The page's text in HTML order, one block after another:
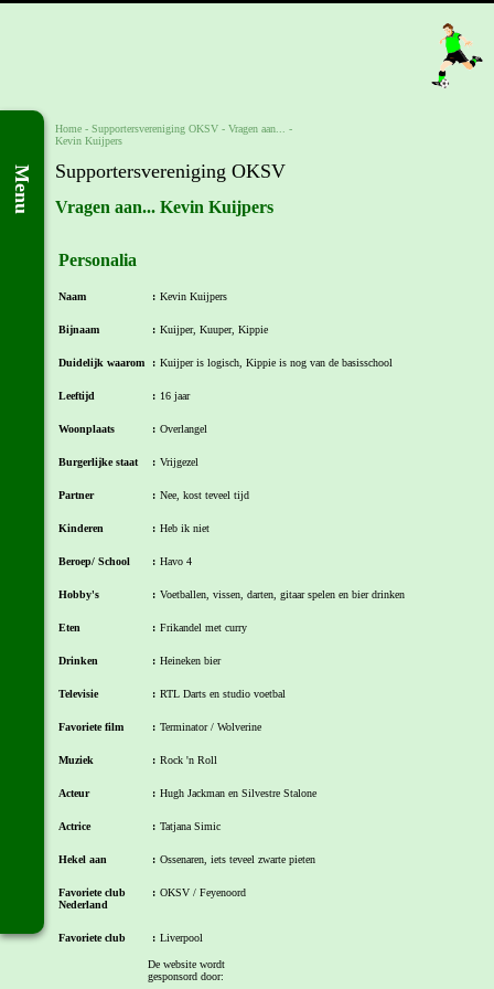
Menu
Home - Supportersvereniging OKSV - Vragen aan...
-
Kevin Kuijpers
Supportersvereniging OKSV
Vragen aan... Kevin Kuijpers
Personalia
Naam : Kevin Kuijpers
Bijnaam : Kuijper, Kuuper, Kippie
Duidelijk waarom : Kuijper is logisch, Kippie is nog van de basisschool
Leeftijd : 16 jaar
Woonplaats : Overlangel
Burgerlijke staat : Vrijgezel
Partner : Nee, kost teveel tijd
Kinderen : Heb ik niet
Beroep/ School : Havo 4
Hobby's : Voetballen, vissen, darten, gitaar spelen en bier drinken
Eten : Frikandel met curry
Drinken : Heineken bier
Televisie : RTL Darts en studio voetbal
Favoriete film : Terminator / Wolverine
Muziek : Rock 'n Roll
Acteur : Hugh Jackman en Silvestre Stalone
Actrice : Tatjana Simic
Hekel aan : Ossenaren, iets teveel zwarte pieten
Favoriete club
Nederland
: OKSV / Feyenoord
Favoriete club
: Liverpool
: Graziano Pelle
De website wordt
gesponsord door: